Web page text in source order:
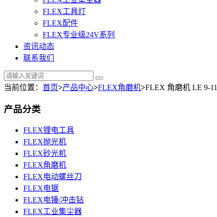
FLEX工具灯
FLEX配件
FLEX专业级24V系列
资讯动态
联系我们
当前位置： 首页>产品中心>FLEX角磨机>FLEX 角磨机 LE 9-
产品分类
FLEX锂电工具
FLEX抛光机
FLEX砂光机
FLEX角磨机
FLEX电动螺丝刀
FLEX电锯
FLEX电锤/冲击钻
FLEX工业集尘器